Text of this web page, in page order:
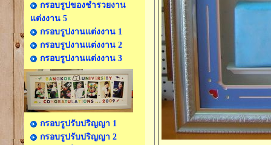
กรอบรูปของชำรวยงาน
แต่งงาน 5
กรอบรูปงานแต่งงาน 1
กรอบรูปงานแต่งงาน 2
กรอบรูปงานแต่งงาน 3
กรอบรูปรับปริญญา 1
กรอบรูปรับปริญญา 2